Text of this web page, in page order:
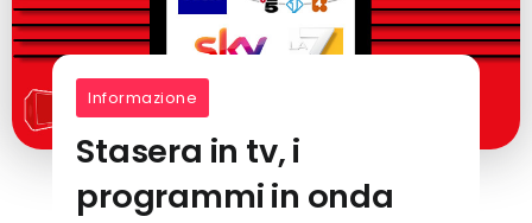
Informazione
Stasera in tv, i
programmi in onda